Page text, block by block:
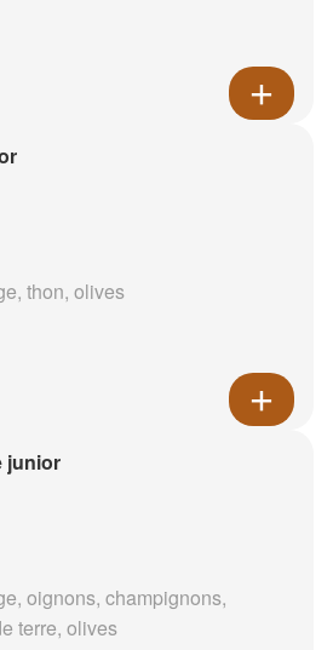
thon, olives
junior
oignons, champignons,
terre, olives